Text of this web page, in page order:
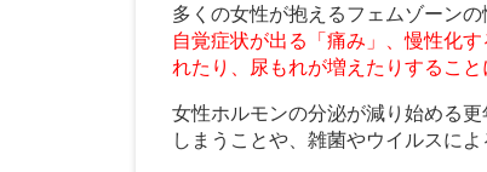
多くの女性が抱えるフェムゾーンの
自覚症状が出る「痛み」、慢性化
れたり、尿もれが増えたりするこ
女性ホルモンの分泌が減り始める
しまうことや、雑菌やウイルスに